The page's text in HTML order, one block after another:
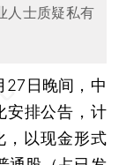
人士质疑私有
27日晚间，中
安排公告，计
，以现金形式